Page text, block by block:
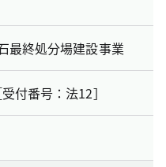
最終処分場建設事業
付番号：法12］